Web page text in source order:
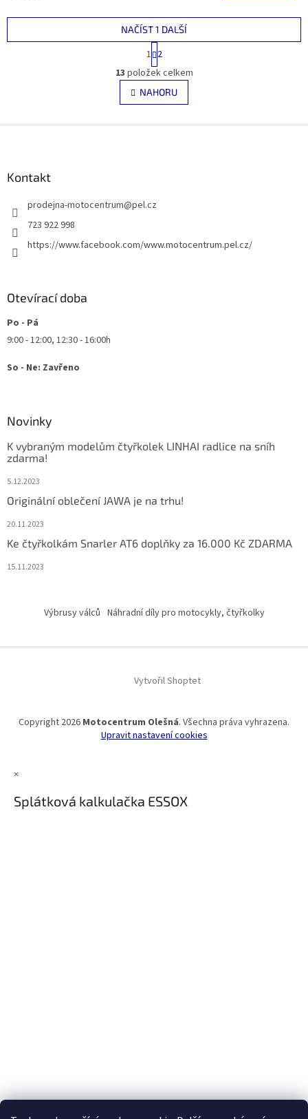
O
v
l
á
k
ý
NAČÍST 1 DALŠÍ
t
r
á
n
k
v
1 2
13 položek celkem
NAHORU
Kontakt
prodejna-motocentrum@pel.cz
723 922 998
https://www.facebook.com/www.motocentrum.pel.cz/
Otevírací doba
Po - Pá
9:00 - 12:00, 12:30 - 16:00h
So - Ne: Zavřeno
Novinky
K vybraným modelům čtyřkolek LINHAI radlice na sníh
zdarma!
5.12.2023
Originální oblečení JAWA je na trhu!
20.11.2023
Ke čtyřkolkám Snarler AT6 doplňky za 16.000 Kč ZDARMA
15.11.2023
Výbrusy válců Náhradní díly pro motocykly, čtyřkolky
Vytvořil Shoptet
Copyright 2026 Motocentrum Olešná. Všechna práva vyhrazena.
Upravit nastavení cookies
×
Splátková kalkulačka ESSOX